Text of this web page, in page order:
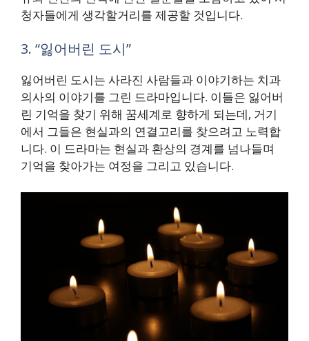
청자들에게 생각할거리를 제공할 것입니다.
3. “잃어버린 도시”
잃어버린 도시는 사라진 사람들과 이야기하는 치과
의사의 이야기를 그린 드라마입니다. 이들은 잃어버
린 기억을 찾기 위해 꿈세계로 향하게 되는데, 거기
에서 그들은 현실과의 연결고리를 찾으려고 노력합
니다. 이 드라마는 현실과 환상의 경계를 넘나들며
기억을 찾아가는 여정을 그리고 있습니다.